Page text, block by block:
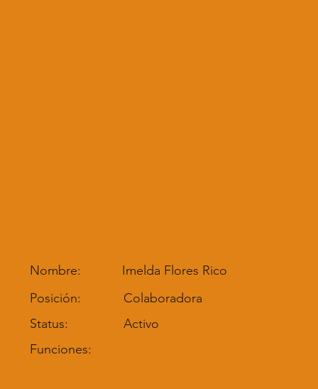
Imelda Flores Rico
Nombre:
Colaboradora
Posición:
Activo
Status:
Funciones: